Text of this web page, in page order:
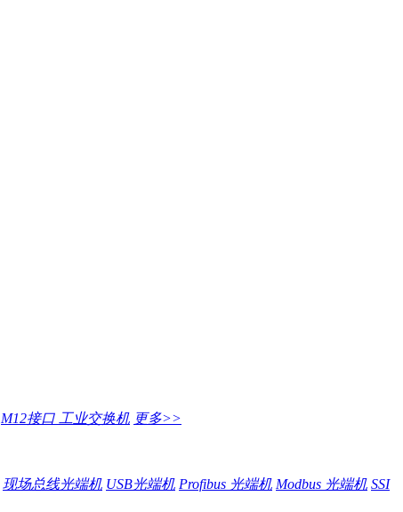
M12接口 工业交换机 更多>>
现场总线光端机 USB光端机 Profibus 光端机 Modbus 光端机 SSI